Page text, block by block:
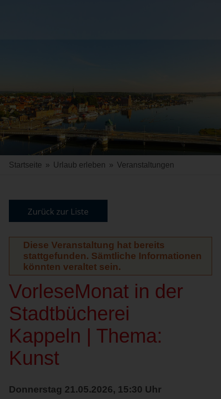
Startseite » Urlaub erleben » Veranstaltungen
Zurück zur Liste
Diese Veranstaltung hat bereits
stattgefunden. Sämtliche Informationen
könnten veraltet sein.
VorleseMonat in der
Stadtbücherei
Kappeln | Thema:
Kunst
Donnerstag 21.05.2026, 15:30 Uhr